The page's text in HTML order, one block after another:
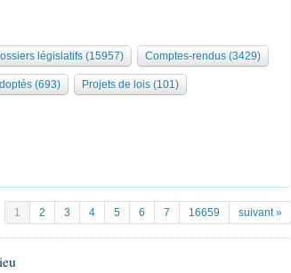
législatifs (15957) Comptes-rendus (3429)
(693) Projets de lois (101)
1 2 3 4 5 6 7 16659 suivant »